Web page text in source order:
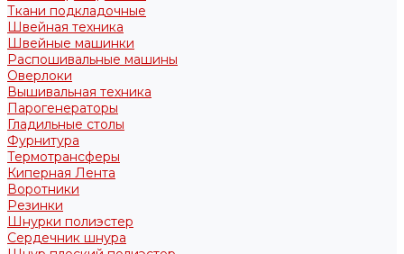
Ткани подкладочные
Швейная техника
Швейные машинки
Распошивальные машины
Оверлоки
Вышивальная техника
Парогенераторы
Гладильные столы
Фурнитура
Термотрансферы
Киперная Лента
Воротники
Резинки
Шнурки полиэстер
Сердечник шнура